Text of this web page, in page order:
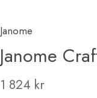
Janome
Janome
1 824 kr